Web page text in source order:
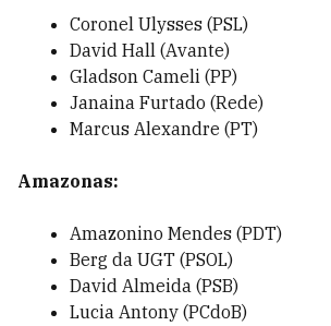
Coronel Ulysses (PSL)
David Hall (Avante)
Gladson Cameli (PP)
Janaina Furtado (Rede)
Marcus Alexandre (PT)
Amazonas:
Amazonino Mendes (PDT)
Berg da UGT (PSOL)
David Almeida (PSB)
Lucia Antony (PCdoB)